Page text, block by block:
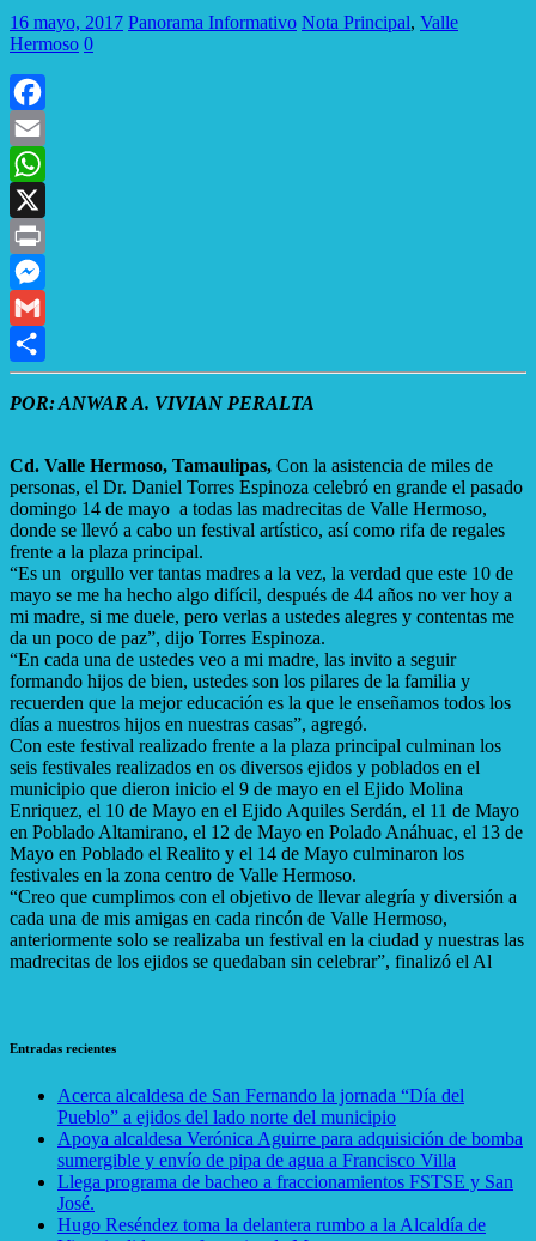
16 mayo, 2017 Panorama Informativo Nota Principal, Valle
Hermoso 0
Facebook
Email
WhatsApp
X
Print
Messenger
Gmail
Compartir
POR: ANWAR A. VIVIAN PERALTA
Cd. Valle Hermoso, Tamaulipas, Con la asistencia de miles de
personas, el Dr. Daniel Torres Espinoza celebró en grande el pasado
domingo 14 de mayo a todas las madrecitas de Valle Hermoso,
donde se llevó a cabo un festival artístico, así como rifa de regales
frente a la plaza principal.
“Es un orgullo ver tantas madres a la vez, la verdad que este 10 de
mayo se me ha hecho algo difícil, después de 44 años no ver hoy a
mi madre, si me duele, pero verlas a ustedes alegres y contentas me
da un poco de paz”, dijo Torres Espinoza.
“En cada una de ustedes veo a mi madre, las invito a seguir
formando hijos de bien, ustedes son los pilares de la familia y
recuerden que la mejor educación es la que le enseñamos todos los
días a nuestros hijos en nuestras casas”, agregó.
Con este festival realizado frente a la plaza principal culminan los
seis festivales realizados en os diversos ejidos y poblados en el
municipio que dieron inicio el 9 de mayo en el Ejido Molina
Enriquez, el 10 de Mayo en el Ejido Aquiles Serdán, el 11 de Mayo
en Poblado Altamirano, el 12 de Mayo en Polado Anáhuac, el 13 de
Mayo en Poblado el Realito y el 14 de Mayo culminaron los
festivales en la zona centro de Valle Hermoso.
“Creo que cumplimos con el objetivo de llevar alegría y diversión a
cada una de mis amigas en cada rincón de Valle Hermoso,
anteriormente solo se realizaba un festival en la ciudad y nuestras las
madrecitas de los ejidos se quedaban sin celebrar”, finalizó el Al
Entradas recientes
Acerca alcaldesa de San Fernando la jornada “Día del
Pueblo” a ejidos del lado norte del municipio
Apoya alcaldesa Verónica Aguirre para adquisición de bomba
sumergible y envío de pipa de agua a Francisco Villa
Llega programa de bacheo a fraccionamientos FSTSE y San
José.
Hugo Reséndez toma la delantera rumbo a la Alcaldía de